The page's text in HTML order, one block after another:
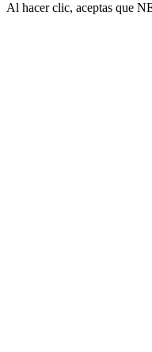
Al hacer clic, aceptas que